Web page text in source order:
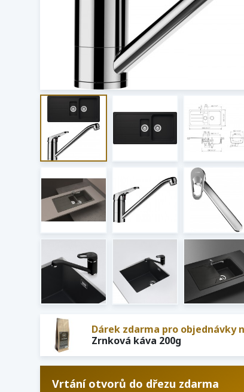
Dárek zdarma pro objednávky
Zrnková káva 200g
Vrtání otvorů do dřezu zdarma